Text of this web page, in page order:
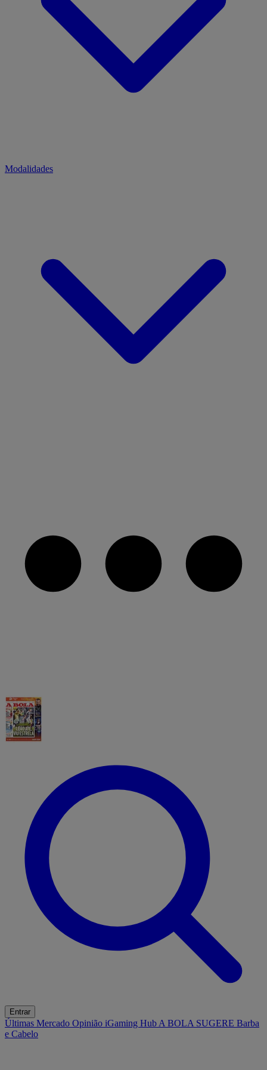
Modalidades
Entrar
Últimas Mercado Opinião iGaming Hub A BOLA SUGERE Barba
e Cabelo